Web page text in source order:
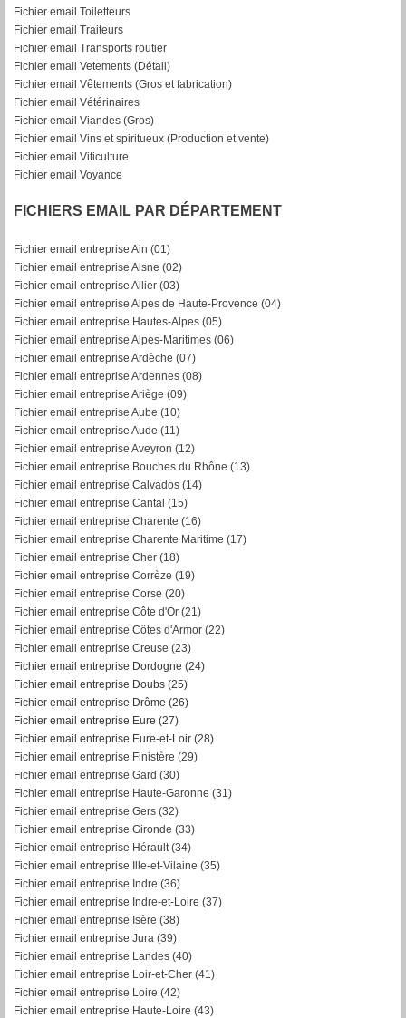
Fichier email Toiletteurs
Fichier email Traiteurs
Fichier email Transports routier
Fichier email Vetements (Détail)
Fichier email Vêtements (Gros et fabrication)
Fichier email Vétérinaires
Fichier email Viandes (Gros)
Fichier email Vins et spiritueux (Production et vente)
Fichier email Viticulture
Fichier email Voyance
FICHIERS EMAIL PAR DÉPARTEMENT
Fichier email entreprise Ain (01)
Fichier email entreprise Aisne (02)
Fichier email entreprise Allier (03)
Fichier email entreprise Alpes de Haute-Provence (04)
Fichier email entreprise Hautes-Alpes (05)
Fichier email entreprise Alpes-Maritimes (06)
Fichier email entreprise Ardèche (07)
Fichier email entreprise Ardennes (08)
Fichier email entreprise Ariège (09)
Fichier email entreprise Aube (10)
Fichier email entreprise Aude (11)
Fichier email entreprise Aveyron (12)
Fichier email entreprise Bouches du Rhône (13)
Fichier email entreprise Calvados (14)
Fichier email entreprise Cantal (15)
Fichier email entreprise Charente (16)
Fichier email entreprise Charente Maritime (17)
Fichier email entreprise Cher (18)
Fichier email entreprise Corrèze (19)
Fichier email entreprise Corse (20)
Fichier email entreprise Côte d'Or (21)
Fichier email entreprise Côtes d'Armor (22)
Fichier email entreprise Creuse (23)
Fichier email entreprise Dordogne (24)
Fichier email entreprise Doubs (25)
Fichier email entreprise Drôme (26)
Fichier email entreprise Eure (27)
Fichier email entreprise Eure-et-Loir (28)
Fichier email entreprise Finistère (29)
Fichier email entreprise Gard (30)
Fichier email entreprise Haute-Garonne (31)
Fichier email entreprise Gers (32)
Fichier email entreprise Gironde (33)
Fichier email entreprise Hérault (34)
Fichier email entreprise Ille-et-Vilaine (35)
Fichier email entreprise Indre (36)
Fichier email entreprise Indre-et-Loire (37)
Fichier email entreprise Isère (38)
Fichier email entreprise Jura (39)
Fichier email entreprise Landes (40)
Fichier email entreprise Loir-et-Cher (41)
Fichier email entreprise Loire (42)
Fichier email entreprise Haute-Loire (43)